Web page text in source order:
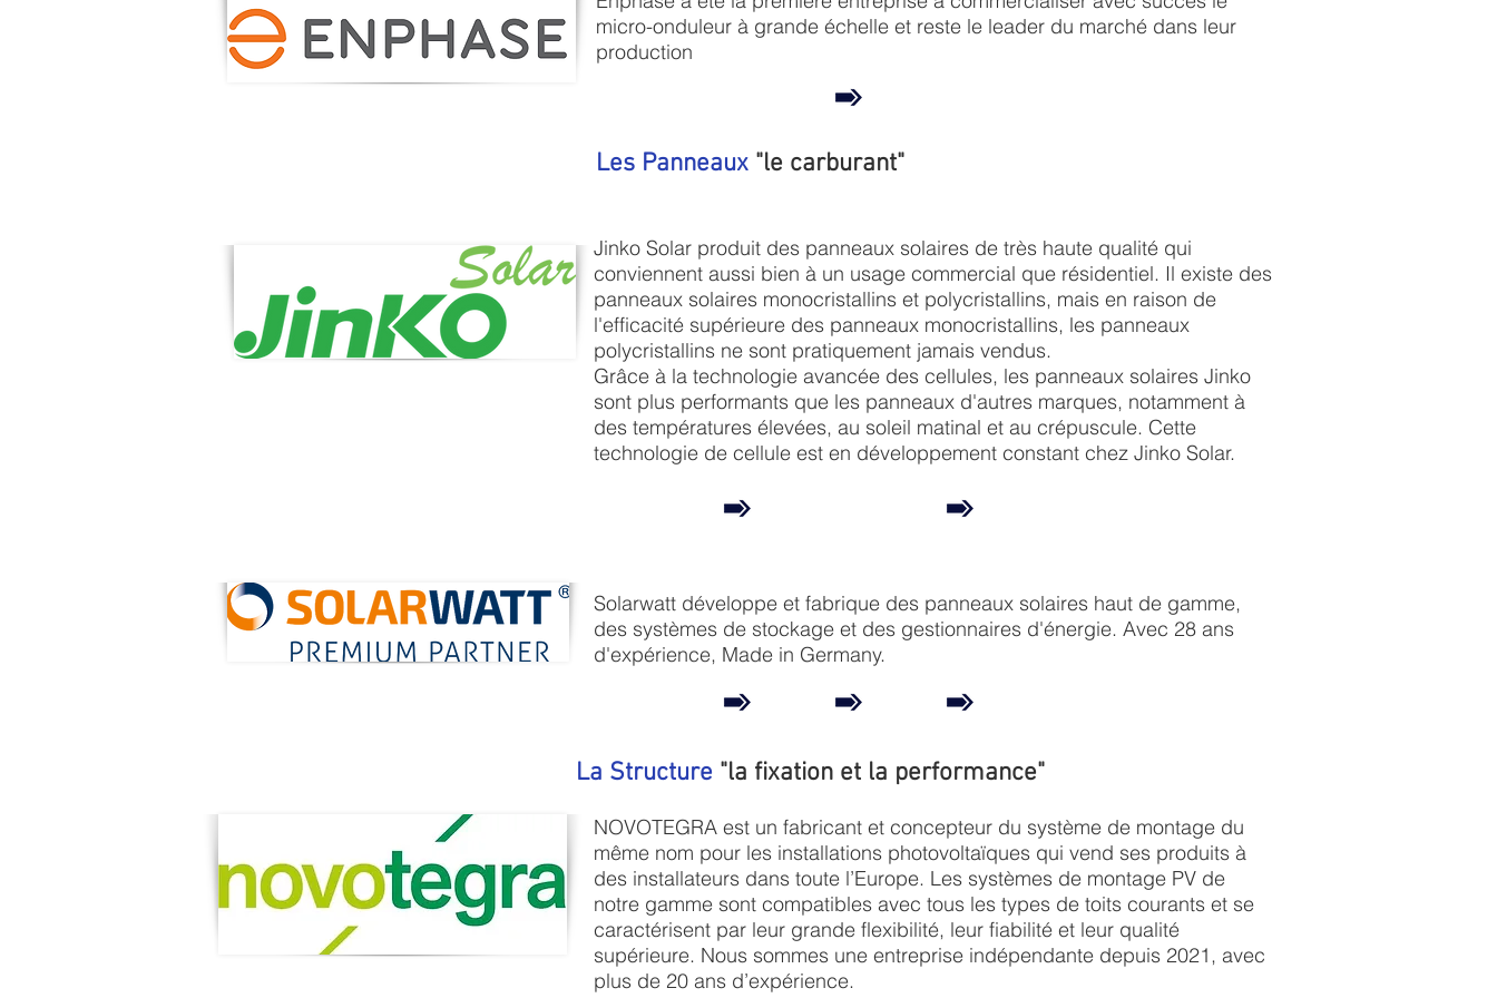
micro-onduleur à grande échelle et reste le leader du marché dans leur
production
Les Panneaux "le carburant"
Jinko Solar produit des panneaux solaires de très haute qualité qui
conviennent aussi bien à un usage commercial que résidentiel. Il existe des
panneaux solaires monocristallins et polycristallins, mais en raison de
l'efficacité supérieure des panneaux monocristallins, les panneaux
polycristallins ne sont pratiquement jamais vendus.
Grâce à la technologie avancée des cellules, les panneaux solaires Jinko
sont plus performants que les panneaux d'autres marques, notamment à
des températures élevées, au soleil matinal et au crépuscule. Cette
technologie de cellule est en développement constant chez Jinko Solar.
Solarwatt développe et fabrique des panneaux solaires haut de gamme,
des systèmes de stockage et des gestionnaires d'énergie. Avec 28 ans
d'expérience, Made in Germany.
La Structure "la fixation et la performance"
NOVOTEGRA est un fabricant et concepteur du système de montage du
même nom pour les installations photovoltaïques qui vend ses produits à
des installateurs dans toute l’Europe. Les systèmes de montage PV de
notre gamme sont compatibles avec tous les types de toits courants et se
caractérisent par leur grande flexibilité, leur fiabilité et leur qualité
supérieure. Nous sommes une entreprise indépendante depuis 2021, avec
plus de 20 ans d’expérience.